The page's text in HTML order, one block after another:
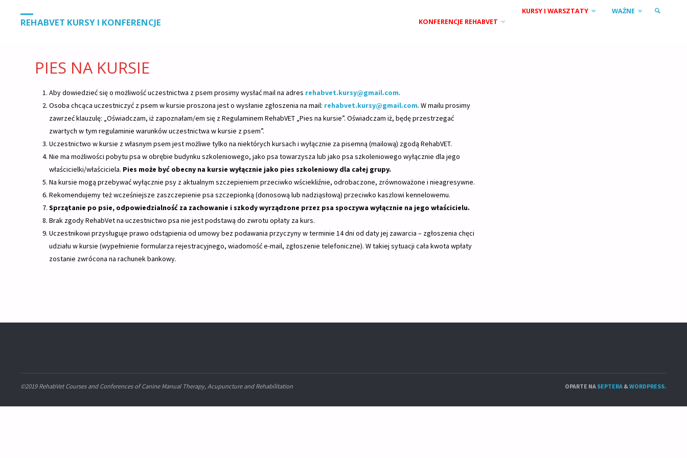
REHABVET KURSY I KONFERENCJE KONFERENCJE REHABVET
KURSY I WARSZTATY WAŻNE
GŁÓWNA
PIES NA KURSIE
Aby dowiedzieć się o możliwość uczestnictwa z psem prosimy wysłać mail na adres rehabvet.kursy@gmail.com.
Osoba chcąca uczestniczyć z psem w kursie proszona jest o wysłanie zgłoszenia na mail: rehabvet.kursy@gmail.com. W mailu prosimy
zawrzeć klauzulę: „Oświadczam, iż zapoznałam/em się z Regulaminem RehabVET „Pies na kursie”. Oświadczam iż, będę przestrzegać
zwartych w tym regulaminie warunków uczestnictwa w kursie z psem”.
Uczestnictwo w kursie z własnym psem jest możliwe tylko na niektórych kursach i wyłącznie za pisemną (mailową) zgodą RehabVET.
Nie ma możliwości pobytu psa w obrębie budynku szkoleniowego, jako psa towarzysza lub jako psa szkoleniowego wyłącznie dla jego
właścicielki/właściciela. Pies może być obecny na kursie wyłącznie jako pies szkoleniowy dla całej grupy.
Na kursie mogą przebywać wyłącznie psy z aktualnym szczepieniem przeciwko wściekliźnie, odrobaczone, zrównoważone i nieagresywne.
Rekomendujemy też wcześniejsze zaszczepienie psa szczepionką (donosową lub nadziąsłową) przeciwko kaszlowi kennelowemu.
Sprzątanie po psie, odpowiedzialność za zachowanie i szkody wyrządzone przez psa spoczywa wyłącznie na jego właścicielu.
Brak zgody RehabVet na uczestnictwo psa nie jest podstawą do zwrotu opłaty za kurs.
Uczestnikowi przysługuje prawo odstąpienia od umowy bez podawania przyczyny w terminie 14 dni od daty jej zawarcia – zgłoszenia chęci
udziału w kursie (wypełnienie formularza rejestracyjnego, wiadomość e-mail, zgłoszenie telefoniczne). W takiej sytuacji cała kwota wpłaty
zostanie zwrócona na rachunek bankowy.
©2019 RehabVet Courses and Conferences of Canine Manual Therapy, Acupuncture and Rehabilitation OPARTE NA SEPTERA &WORDPRESS.